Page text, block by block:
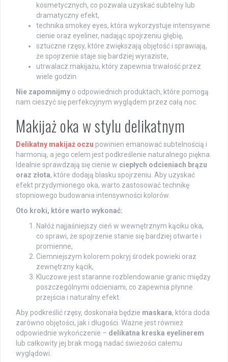
kosmetycznych, co pozwala uzyskać subtelny lub
dramatyczny efekt,
technika smokey eyes, która wykorzystuje intensywne
cienie oraz eyeliner, nadając spojrzeniu głębię,
sztuczne rzęsy, które zwiększają objętość i sprawiają,
że spojrzenie staje się bardziej wyraziste,
utrwalacz makijażu, który zapewnia trwałość przez
wiele godzin.
Nie zapomnijmy o odpowiednich produktach, które pomogą
nam cieszyć się perfekcyjnym wyglądem przez całą noc.
Makijaż oka w stylu delikatnym
Delikatny makijaż oczu powinien emanować subtelnością i
harmonią, a jego celem jest podkreślenie naturalnego piękna.
Idealnie sprawdzają się cienie w ciepłych odcieniach brązu
oraz złota, które dodają blasku spojrzeniu. Aby uzyskać
efekt przydymionego oka, warto zastosować technikę
stopniowego budowania intensywności kolorów.
Oto kroki, które warto wykonać:
Nałóż najjaśniejszy cień w wewnętrznym kąciku oka,
co sprawi, że spojrzenie stanie się bardziej otwarte i
promienne,
Ciemniejszym kolorem pokryj środek powieki oraz
zewnętrzny kącik,
Kluczowe jest staranne rozblendowanie granic między
poszczególnymi odcieniami, co zapewnia płynne
przejścia i naturalny efekt.
Aby podkreślić rzęsy, doskonała będzie maskara, która doda
zarówno objętości, jak i długości. Ważne jest również
odpowiednie wykończenie – delikatna kreska eyelinerem
lub całkowity jej brak mogą nadać świeżości całemu
wyglądowi.